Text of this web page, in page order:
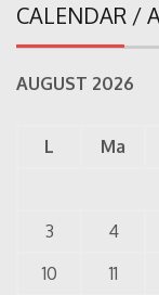
CALENDAR /
AUGUST 2026
L Ma
3
4
10
11